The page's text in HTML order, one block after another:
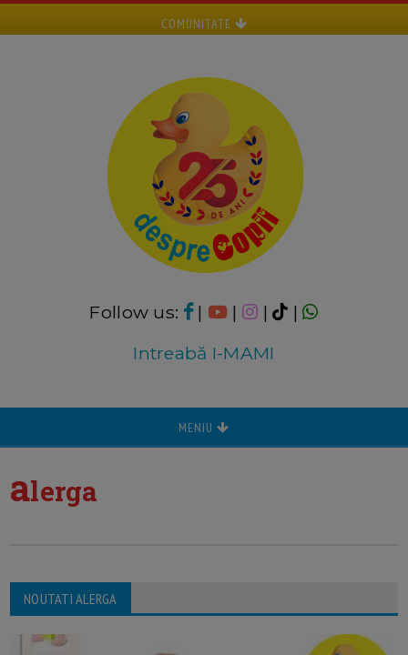
COMUNITATE
Follow us: | | |
|
Intreabă I-MAMI
MENIU
alerga
NOUTATI ALERGA